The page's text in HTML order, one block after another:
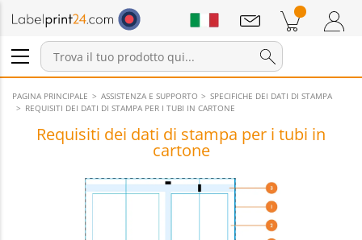
Accedi / Registrati
Prodotti nel carrello
Annunci
PAGINA PRINCIPALE ASSISTENZA E SUPPORTO
SPECIFICHE DEI DATI DI STAMPA
REQUISITI DEI DATI DI STAMPA PER I TUBI IN CARTONE
Requisiti dei dati di stampa per i tubi in
cartone